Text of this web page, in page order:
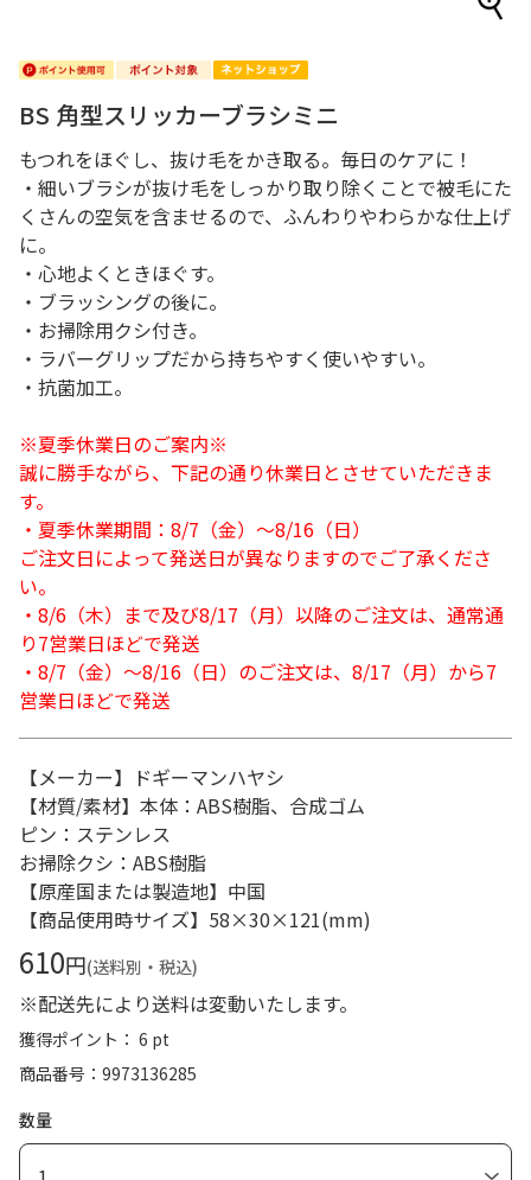
BS 角型スリッカーブラシミニ
もつれをほぐし、抜け毛をかき取る。毎日のケアに！
・細いブラシが抜け毛をしっかり取り除くことで被毛にた
くさんの空気を含ませるので、ふんわりやわらかな仕上げ
に。
・心地よくときほぐす。
・ブラッシングの後に。
・お掃除用クシ付き。
・ラバーグリップだから持ちやすく使いやすい。
・抗菌加工。
※夏季休業日のご案内※
誠に勝手ながら、下記の通り休業日とさせていただきま
す。
・夏季休業期間：8/7（金）～8/16（日）
ご注文日によって発送日が異なりますのでご了承くださ
い。
・8/6（木）まで及び8/17（月）以降のご注文は、通常通
り7営業日ほどで発送
・8/7（金）～8/16（日）のご注文は、8/17（月）から7
営業日ほどで発送
【メーカー】ドギーマンハヤシ
【材質/素材】本体：ABS樹脂、合成ゴム
ピン：ステンレス
お掃除クシ：ABS樹脂
【原産国または製造地】中国
【商品使用時サイズ】58×30×121(mm)
610円(送料別・税込)
※配送先により送料は変動いたします。
獲得ポイント： 6 pt
商品番号
9973136285
数量